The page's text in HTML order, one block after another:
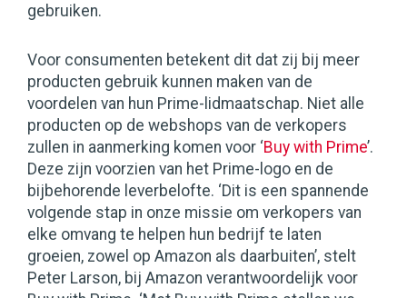
gebruiken.
Voor consumenten betekent dit dat zij bij meer
producten gebruik kunnen maken van de
voordelen van hun Prime-lidmaatschap. Niet alle
producten op de webshops van de verkopers
zullen in aanmerking komen voor ‘Buy with Prime’.
Deze zijn voorzien van het Prime-logo en de
bijbehorende leverbelofte. ‘Dit is een spannende
volgende stap in onze missie om verkopers van
elke omvang te helpen hun bedrijf te laten
groeien, zowel op Amazon als daarbuiten’, stelt
Peter Larson, bij Amazon verantwoordelijk voor